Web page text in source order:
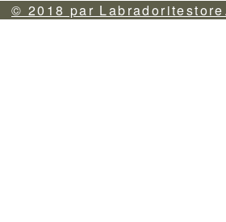
© 2018 par